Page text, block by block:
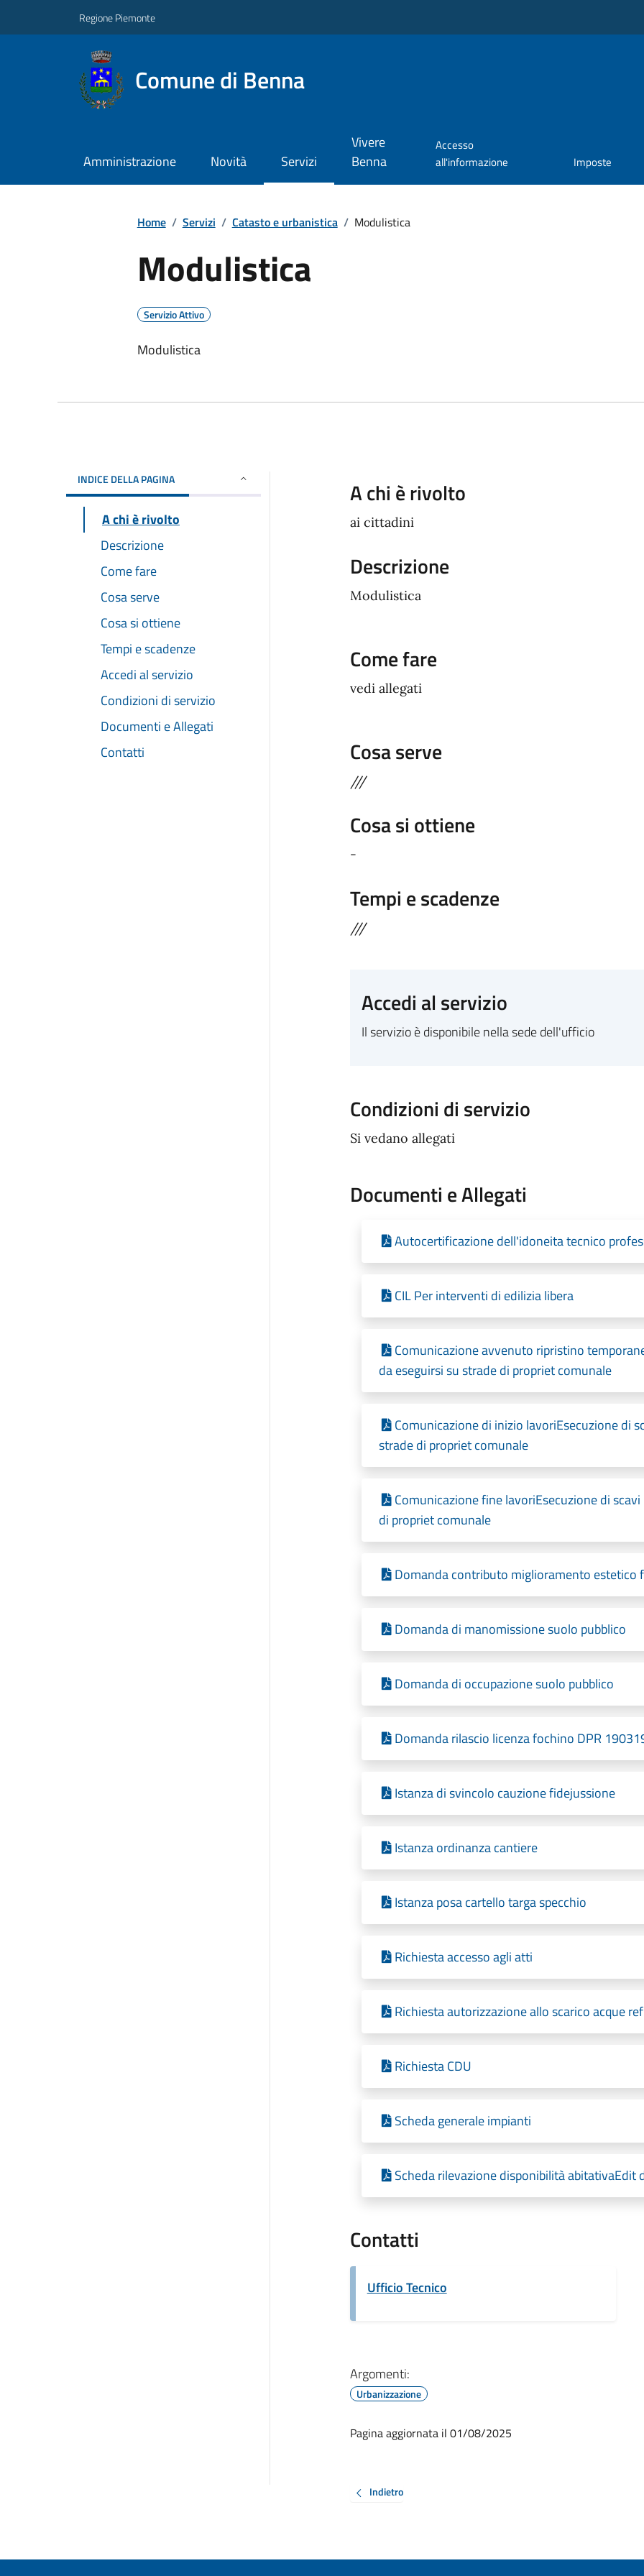
Regione Piemonte
Comune di Benna
Amministrazione Novità Servizi
Vivere
Benna
Accesso
all'informazione
Imposte
Home / Servizi / Catasto e urbanistica / Modulistica
Modulistica
Servizio Attivo
Modulistica
INDICE DELLA PAGINA
A chi è rivolto
Descrizione
Come fare
Cosa serve
Cosa si ottiene
Tempi e scadenze
Accedi al servizio
Condizioni di servizio
Documenti e Allegati
Contatti
A chi è rivolto
ai cittadini
Descrizione
Modulistica
Come fare
vedi allegati
Cosa serve
///
Cosa si ottiene
-
Tempi e scadenze
///
Accedi al servizio
Il servizio è disponibile nella sede dell'ufficio
Condizioni di servizio
Si vedano allegati
Documenti e Allegati
Autocertificazione dell'idoneita tecnico
CIL Per interventi di edilizia libera
Comunicazione avvenuto ripristino
da eseguirsi su strade di propriet comunale
Comunicazione di inizio lavoriEsecuzione di
strade di propriet comunale
Comunicazione fine lavoriEsecuzione di
di propriet comunale
Domanda contributo miglioramento estetico
Domanda di manomissione suolo pubblico
Domanda di occupazione suolo pubblico
Domanda rilascio licenza fochino DPR
Istanza di svincolo cauzione fidejussione
Istanza ordinanza cantiere
Istanza posa cartello targa specchio
Richiesta accesso agli atti
Richiesta autorizzazione allo scarico acque
Richiesta CDU
Scheda generale impianti
Scheda rilevazione disponibilità abitativaEdit
Contatti
Ufficio Tecnico
Argomenti:
Urbanizzazione
Pagina aggiornata il 01/08/2025
Indietro